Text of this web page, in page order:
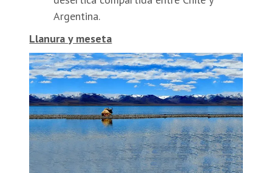
Argentina.
Llanura y meseta